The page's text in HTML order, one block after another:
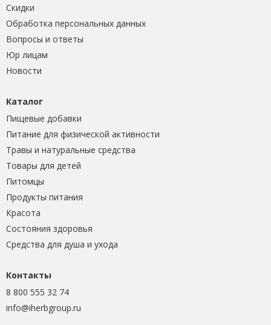
Скидки
Обработка персональных данных
Вопросы и ответы
Юр лицам
Новости
Каталог
Пищевые добавки
Питание для физической активности
Травы и натуральные средства
Товары для детей
Питомцы
Продукты питания
Красота
Состояния здоровья
Средства для душа и ухода
Контакты
8 800 555 32 74
info@iherbgroup.ru